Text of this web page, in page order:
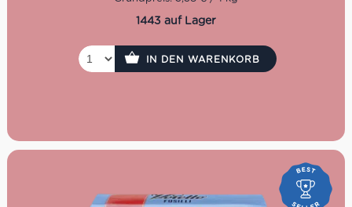
1443 auf Lager
IN DEN WARENKORB